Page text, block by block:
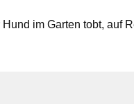
im Garten tobt, auf